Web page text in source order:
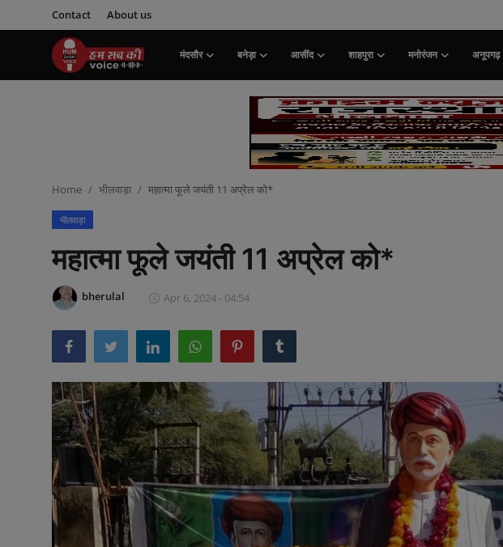
Contact About us
मंदसौर बनेड़ा आसींद शाहपुरा मनोरंजन अनूपगढ़
राजस्थान
भीलवाड़ा
Home भीलवाड़ा महात्मा फूले जयंती 11 अप्रेल को*
भीलवाड़ा
महात्मा फूले जयंती 11 अप्रेल को*
bherulal Apr 6, 2024 - 04:54